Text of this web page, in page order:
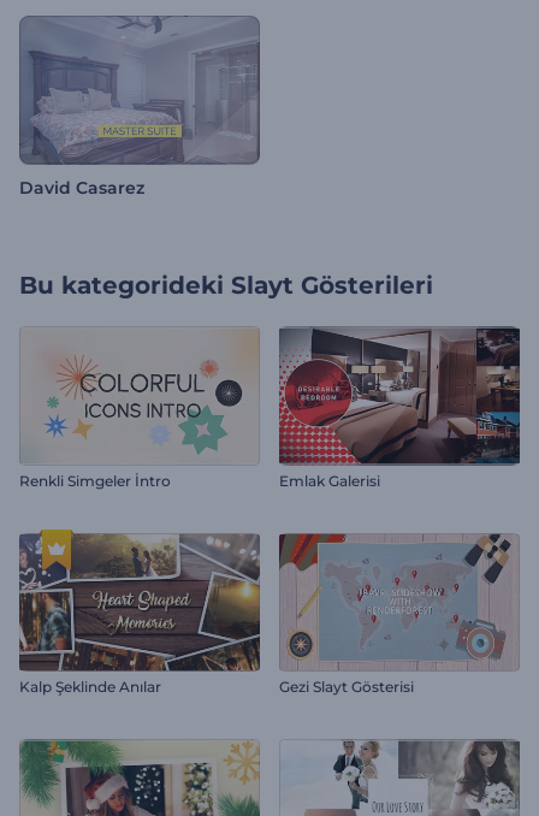
David Casarez
Bu kategorideki Slayt Gösterileri
Renkli Simgeler İntro Emlak Galerisi
Kalp Şeklinde Anılar Gezi Slayt Gösterisi